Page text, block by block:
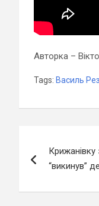
Авторка –
Tags: Василь
записів
“викинув”